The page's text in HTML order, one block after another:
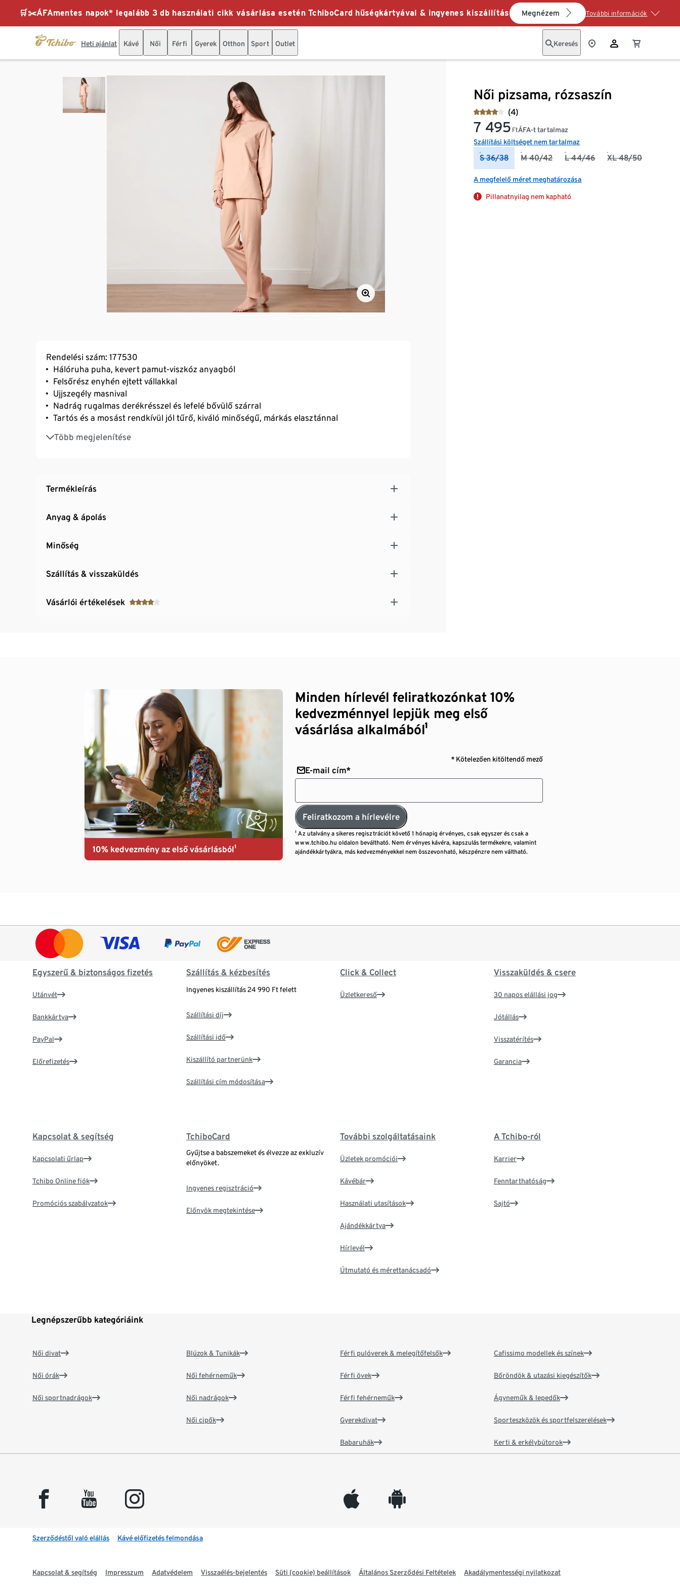
🛒✂️ÁFAmentes napok* legalább 3 db használati cikk vásárlása esetén TchiboCard hűségkártyával & ingyenes kiszállítás Megnézem További információk
Heti ajánlat Kávé Női Férfi Gyerek Otthon Sport Outlet Keresés
Női pizsama, rózsaszín
(4)
7 495 FtÁFA-t tartalmaz
Szállítási költséget nem tartalmaz
S 36/38 M 40/42 L 44/46 XL 48/50
A megfelelő méret meghatározása
Pillanatnyilag nem kapható
Rendelési szám: 177530
Hálóruha puha, kevert pamut-viszkóz anyagból
Felsőrész enyhén ejtett vállakkal
Ujjszegély masnival
Nadrág rugalmas derékrésszel és lefelé bővülő szárral
Tartós és a mosást rendkívül jól tűrő, kiváló minőségű, márkás elasztánnal
Több megjelenítése
Ez a pizsama támogatja a termelőket.
Termékleírás
Anyag & ápolás
Minőség
Szállítás & visszaküldés
Vásárlói értékelések
10% kedvezmény az első vásárlásból¹
Minden hírlevél feliratkozónkat 10%
kedvezménnyel lepjük meg első
vásárlása alkalmából¹
* Kötelezően kitöltendő mező
E-mail cím*
Feliratkozom a hírlevélre
¹ Az utalvány a sikeres regisztrációt követő 1 hónapig érvényes, csak egyszer és csak a
www.tchibo.hu oldalon beváltható. Nem érvényes kávéra, kapszulás termékekre, valamint
ajándékkártyákra, más kedvezményekkel nem összevonható, készpénzre nem váltható.
Egyszerű & biztonságos fizetés
Utánvét
Bankkártya
PayPal
Előrefizetés
Szállítás & kézbesítés
Ingyenes kiszállítás 24 990 Ft felett
Szállítási díj
Szállítási idő
Kiszállító partnerünk
Szállítási cím módosítása
Click & Collect
Üzletkereső
Visszaküldés & csere
30 napos elállási jog
Jótállás
Visszatérítés
Garancia
Kapcsolat & segítség
Kapcsolati űrlap
Tchibo Online fiók
Promóciós szabályzatok
TchiboCard
Gyűjtse a babszemeket és élvezze az exkluzív
előnyöket.
Ingyenes regisztráció
Előnyök megtekintése
További szolgáltatásaink
Üzletek promóciói
Kávébár
Használati utasítások
Ajándékkártya
Hírlevél
Útmutató és mérettanácsadó
A Tchibo-ról
Karrier
Fenntarthatóság
Sajtó
Legnépszerűbb kategóriáink
Női divat
Női órák
Női sportnadrágok
Blúzok & Tunikák
Női fehérneműk
Női nadrágok
Női cipők
Férfi pulóverek & melegítőfelsők
Férfi övek
Férfi fehérneműk
Gyerekdivat
Babaruhák
Cafissimo modellek és színek
Bőröndök & utazási kiegészítők
Ágyneműk & lepedők
Sporteszközök és sportfelszerelések
Kerti & erkélybútorok
facebook youtube instagram appleinc android
Szerződéstől való elállás Kávé előfizetés felmondása
Kapcsolat & segítség Impresszum Adatvédelem Visszaélés-bejelentés Süti (cookie) beállítások Általános Szerződési Feltételek Akadálymentességi nyilatkozat